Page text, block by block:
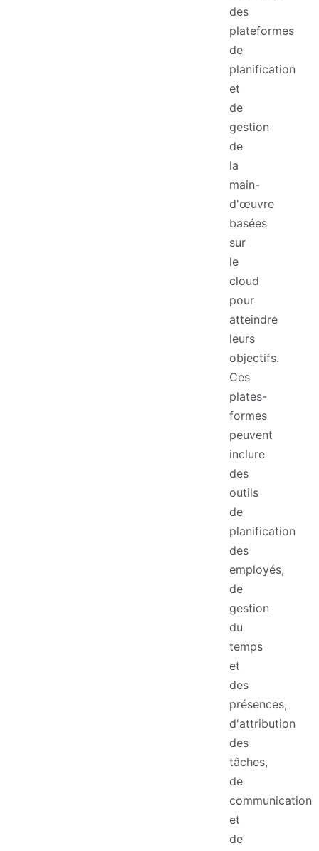
des
plateformes
de
planification
et
de
gestion
de
la
main-
d'œuvre
basées
sur
le
cloud
pour
atteindre
leurs
objectifs.
Ces
plates-
formes
peuvent
inclure
des
outils
de
planification
des
employés,
de
gestion
du
temps
et
des
présences,
d'attribution
des
tâches,
de
communication
et
de